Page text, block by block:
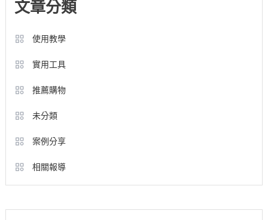
文章分類
使用教學
實用工具
推薦購物
未分類
案例分享
相關報導